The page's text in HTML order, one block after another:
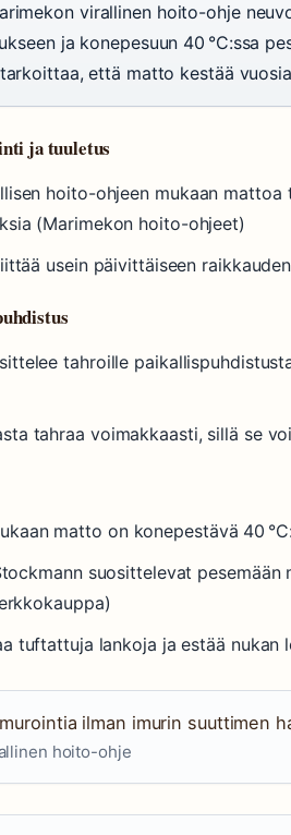
virallinen hoito-ohje
ja konepesuun 40 °C:ssa
että matto kestää
ja tuuletus
hoito-ohjeen mukaan
(Marimekon hoito-ohjeet)
usein päivittäiseen
tahroille
tahraa voimakkaasti, sillä se
matto on konepestävä 40
suosittelevat
tuftattuja lankoja ja estää nukan
ilman imurin suuttimen
hoito-ohje